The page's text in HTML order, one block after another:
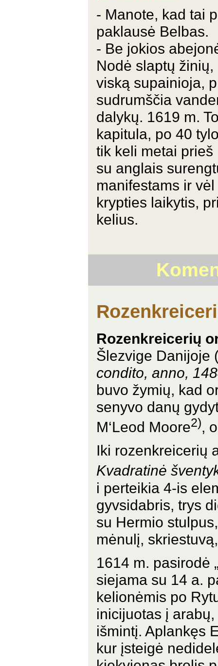
- Manote, kad tai
paklausė Belbas.
- Be jokios
Nodė slaptų
viską supainioja,
sudrumščia
dalykų. 1619 m.
kapitula, po 40
tik keli metai prieš
su anglais
manifestams ir
krypties laikytis,
kelius.
Rozenkreicerių
Šlezvige Danijoje
condito, anno,
buvo žymių, kad
senyvo danų
M‘Leod Moore2),
Iki rozenkreicerių
Kvadratinė
i perteikia 4-is
gyvsidabris, trys
su Hermio
mėnulį,
1614 m. pasirodė
siejama su 14 a.
kelionėmis po
inicijuotas į
išmintį. Aplankęs
kur įsteigė